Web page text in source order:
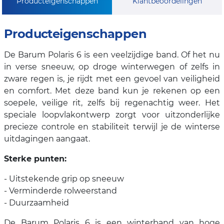
Producteigenschappen
De Barum Polaris 6 is een veelzijdige band. Of het nu
in verse sneeuw, op droge winterwegen of zelfs in
zware regen is, je rijdt met een gevoel van veiligheid
en comfort. Met deze band kun je rekenen op een
soepele, veilige rit, zelfs bij regenachtig weer. Het
speciale loopvlakontwerp zorgt voor uitzonderlijke
precieze controle en stabiliteit terwijl je de winterse
uitdagingen aangaat.
Sterke punten:
- Uitstekende grip op sneeuw
- Verminderde rolweerstand
- Duurzaamheid